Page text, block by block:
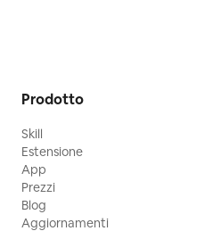
Prodotto
Skill
Estensione
App
Prezzi
Blog
Aggiornamenti